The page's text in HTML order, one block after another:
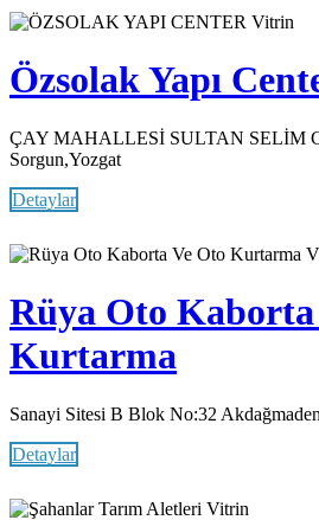
Vitrin
Özsolak Yapı
ÇAY MAHALLESİ SULTAN SELİM
Sorgun,Yozgat
Detaylar
Rüya Oto Kaborta
Kurtarma
Sanayi Sitesi B Blok No:32
Detaylar
Vitrin